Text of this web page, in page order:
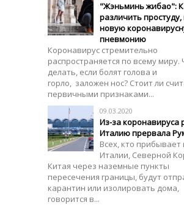
"Жэньминь жибао":
различить простуду,
новую
пневмонию
Коронавирус стремительно
распространяется по всему миру.
делать, если болят голова и
горло, заложен нос? Стоит ли
первичными признаками...
09.03.2020
Из-за коронавируса
Италию прервала
Всех, кто прибывает
Италии, Северной
Китая через наземные пункты
пересечения границы, будут
карантин или изолировать дома,
говорится в...